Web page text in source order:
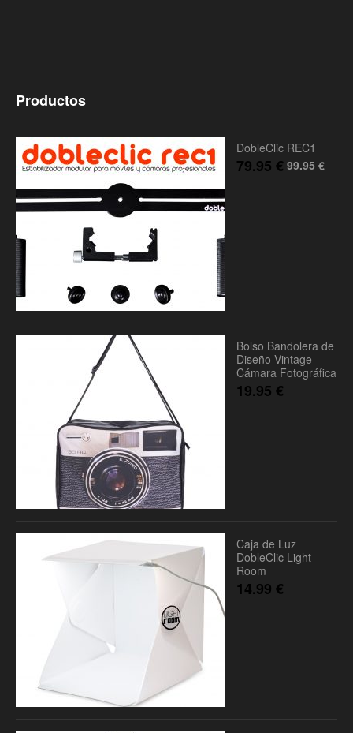
Productos
DobleClic REC1
99.95€
79.95 €
Bolso Bandolera de
Diseño Vintage
Cámara Fotográfica
19.95 €
Caja de Luz
DobleClic Light
Room
14.99 €